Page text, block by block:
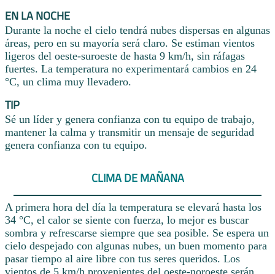
EN LA NOCHE
Durante la noche el cielo tendrá nubes dispersas en algunas
áreas, pero en su mayoría será claro. Se estiman vientos
ligeros del oeste-suroeste de hasta 9 km/h, sin ráfagas
fuertes. La temperatura no experimentará cambios en 24
°C, un clima muy llevadero.
TIP
Sé un líder y genera confianza con tu equipo de trabajo,
mantener la calma y transmitir un mensaje de seguridad
genera confianza con tu equipo.
CLIMA DE MAÑANA
A primera hora del día la temperatura se elevará hasta los
34 °C, el calor se siente con fuerza, lo mejor es buscar
sombra y refrescarse siempre que sea posible. Se espera un
cielo despejado con algunas nubes, un buen momento para
pasar tiempo al aire libre con tus seres queridos. Los